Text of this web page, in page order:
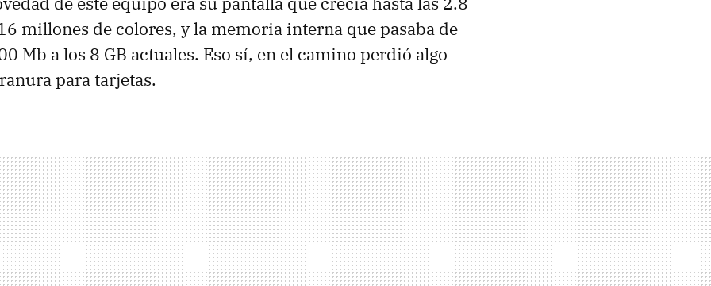
millones de colores, y la memoria interna que pasaba de
Mb a los 8 GB actuales. Eso sí, en el camino perdió algo
para tarjetas.